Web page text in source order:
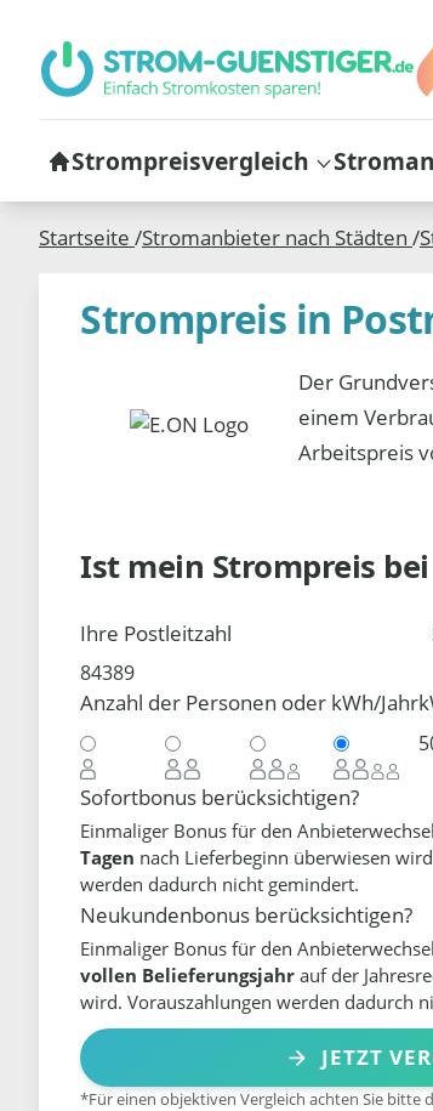
Strompreisvergleich
Startseite /Stromanbieter nach Städten /
Strompreis in
Der
einem
Arbeitspreis
Ist mein Strompreis bei
Ihre Postleitzahl
Anzahl der Personen oder kWh/Jahr
Sofortbonus berücksichtigen?
Einmaliger Bonus für den
Tagen nach Lieferbeginn überwiesen
werden dadurch nicht gemindert.
Neukundenbonus berücksichtigen?
Einmaliger Bonus für den
vollen Belieferungsjahr auf der
wird. Vorauszahlungen werden dadurch
JETZT
*Für einen objektiven Vergleich achten Sie bitte